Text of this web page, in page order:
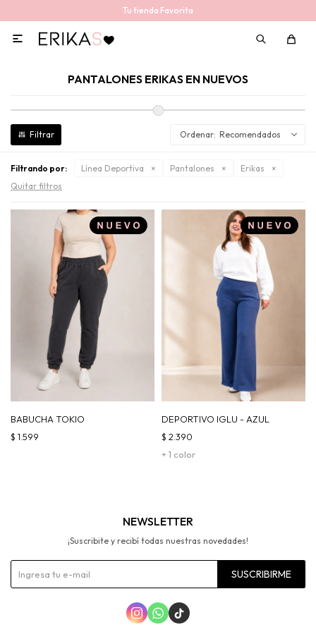
Tu tienda Favorita

PANTALONES ERIKAS EN NUEVOS
Recomendados
Filtrando por: Línea Deportiva Pantalones
Erikas
Quitar filtros
BABUCHA TOKIO
$ 1.599
DEPORTIVO IGLU - AZUL
+ 1 color
$ 2.390
NEWSLETTER
¡Suscribite y recibí todas nuestras novedades!
SUSCRIBIRME
  